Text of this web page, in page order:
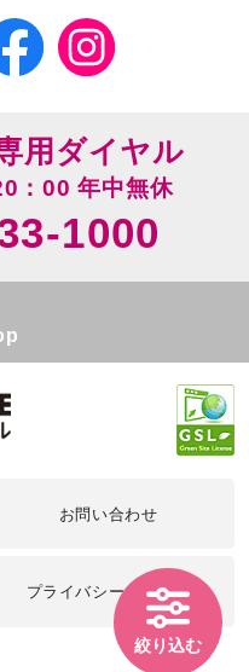
絞り込む
用ダイヤル
：00 年中無休
1000
お問い合わせ
プライバシーポリシー